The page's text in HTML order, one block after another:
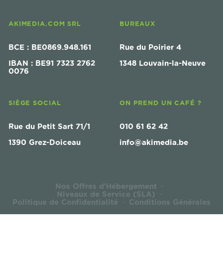
AKIMEDIA.COM SRL
BCE : BE0869.948.161
IBAN : BE91 7323 2762
0076
BUREAUX
Rue du Poirier 4
1348 Louvain-la-Neuve
SIÈGE SOCIAL
Rue du Petit Sart 71/1
1390 Grez-Doiceau
ON PREND UN CAFÉ ?
010 61 62 42
info@akimedia.be
Nos Offres d'Hébergement -
Niveaux de Service (SLA) -
Politique de Confidentialité - Conditions Générales